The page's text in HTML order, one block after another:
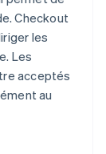
Checkout
les
Les
acceptés
au